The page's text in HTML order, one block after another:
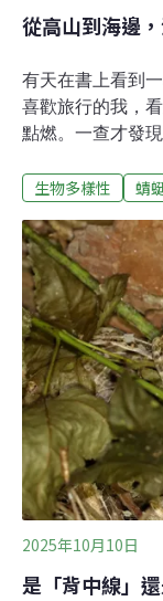
從高山到海邊
有天在書上看到
喜歡旅行的我，
點燃。一查才發
到熱帶都有牠的
拍攝到的個體在
翅膀，是一格格
小黃色塊點綴，
蜓，從都市到高
方，通通都有機
前已知飛得最高
牠。如果仔細留
牠們不容易觀察
特的隱形斗篷，
視力！更令人頭
生物多樣性 蜻
2025年10月10日
是「背中線」